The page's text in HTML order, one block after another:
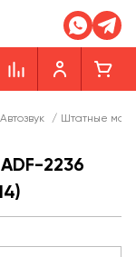
Автозвук / Штатные
2236